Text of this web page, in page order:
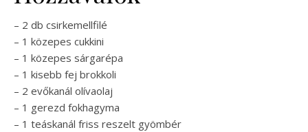
– 2 db csirkemellfilé
– 1 közepes cukkini
– 1 közepes sárgarépa
– 1 kisebb fej brokkoli
– 2 evőkanál olívaolaj
– 1 gerezd fokhagyma
– 1 teáskanál friss reszelt gyömbér